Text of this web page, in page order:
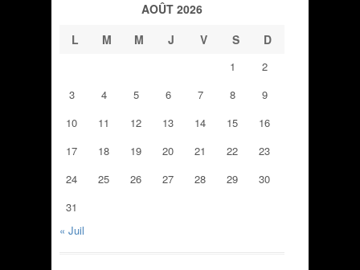
AOÛT 2026
L
M M J V S D
1
2
3
4 5 6 7 8
9
10
11 12 13 14 15
16
17
18 19 20 21 22
23
24
25 26 27 28 29
30
31
« Juil